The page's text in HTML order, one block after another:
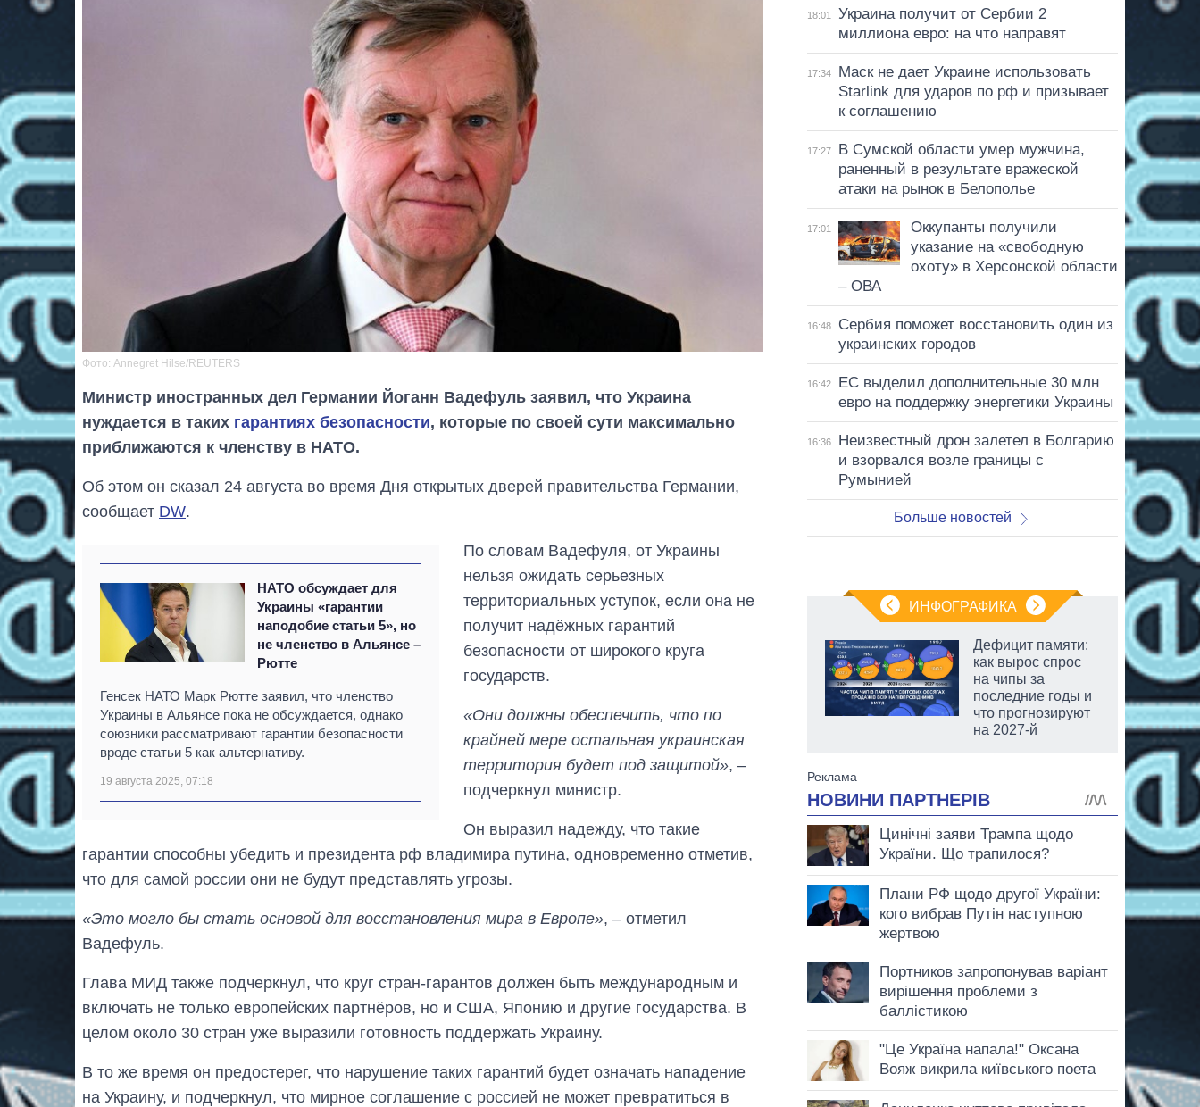
Фото: Annegret Hilse/REUTERS
Министр иностранных дел Германии Йоганн Вадефуль заявил, что Украина
нуждается в таких гарантиях безопасности, которые по своей сути максимально
приближаются к членству в НАТО.
Об этом он сказал 24 августа во время Дня открытых дверей правительства Германии,
сообщает DW.
НАТО обсуждает для
Украины «гарантии
наподобие статьи 5», но
не членство в Альянсе –
Рютте
Генсек НАТО Марк Рютте заявил, что членство
Украины в Альянсе пока не обсуждается, однако
союзники рассматривают гарантии безопасности
вроде статьи 5 как альтернативу.
19 августа 2025, 07:18
По словам Вадефуля, от Украины
нельзя ожидать серьезных
территориальных уступок, если она не
получит надёжных гарантий
безопасности от широкого круга
государств.
«Они должны обеспечить, что по
крайней мере остальная украинская
территория будет под защитой», –
подчеркнул министр.
Он выразил надежду, что такие
гарантии способны убедить и президента рф владимира путина, одновременно отметив,
что для самой россии они не будут представлять угрозы.
«Это могло бы стать основой для восстановления мира в Европе», – отметил
Вадефуль.
Глава МИД также подчеркнул, что круг стран-гарантов должен быть международным и
включать не только европейских партнёров, но и США, Японию и другие государства. В
целом около 30 стран уже выразили готовность поддержать Украину.
В то же время он предостерег, что нарушение таких гарантий будет означать нападение
на Украину, и подчеркнул, что мирное соглашение с россией не может превратиться в
18:01
Украина получит от Сербии 2
миллиона евро: на что направят
17:34
Маск не дает Украине использовать
Starlink для ударов по рф и призывает
к соглашению
17:27
В Сумской области умер мужчина,
раненный в результате вражеской
атаки на рынок в Белополье
17:01
Оккупанты получили
указание на «свободную
охоту» в Херсонской области
– ОВА
16:48
Сербия поможет восстановить один из
украинских городов
16:42
ЕС выделил дополнительные 30 млн
евро на поддержку энергетики Украины
16:36
Неизвестный дрон залетел в Болгарию
и взорвался возле границы с
Румынией
Больше новостей
ИНФОГРАФИКА
От 1 месяца – до 5
лет: кто и как долго
руководителя СВР
Дефицит памяти:
как вырос спрос
на чипы за
последние годы и
что прогнозируют
на 2027-й